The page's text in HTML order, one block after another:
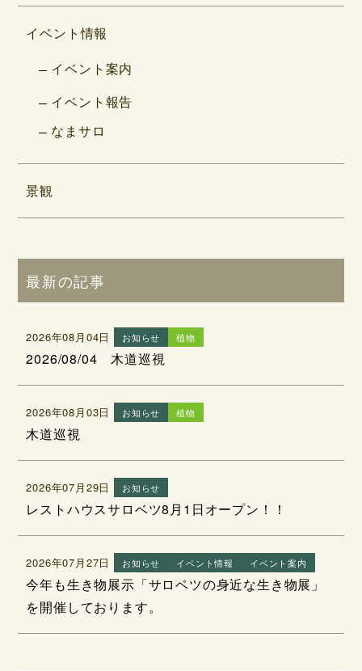
イベント情報
イベント案内
イベント報告
なまサロ
景観
最新の記事
2026年08月04日 お知らせ 植物
2026/08/04 木道巡視
2026年08月03日 お知らせ 植物
木道巡視
2026年07月29日 お知らせ
レストハウスサロベツ8月1日オープン！！
2026年07月27日 お知らせ イベント情報 イベント案内
今年も生き物展示「サロベツの身近な生き物展」
を開催しております。